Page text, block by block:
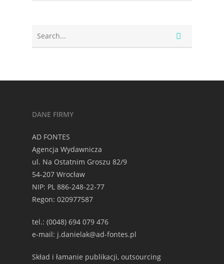
DANE FIRMY
AD FONTES
Agencja Wydawnicza
ul. Na Ostatnim Groszu 82/9
54-207 Wrocław
NIP: PL 886-248-22-77
Regon: 020977587
tel.: (0048) 694 079 476
e-mail: j.danielak@ad-fontes.pl
Skład i łamanie publikacji, outsourcing